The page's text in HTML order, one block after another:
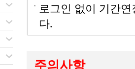
로그인 없이 기간
다.
주의사항